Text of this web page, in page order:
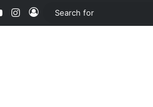
YouTubeInstagram
Log In